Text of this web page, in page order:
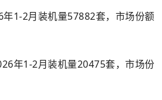
1-2月装机量57882套，市场份额
年1-2月装机量20475套，市场份